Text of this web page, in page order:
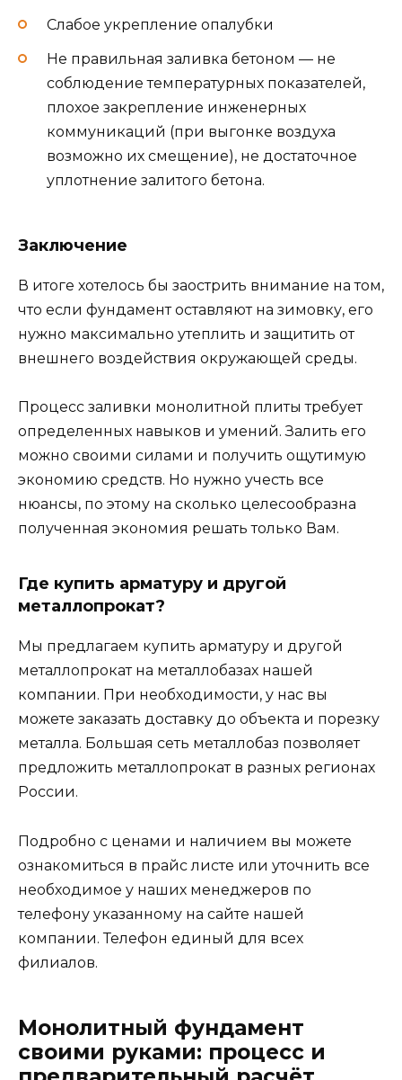
Слабое укрепление опалубки
Не правильная заливка бетоном — не
соблюдение температурных показателей,
плохое закрепление инженерных
коммуникаций (при выгонке воздуха
возможно их смещение), не достаточное
уплотнение залитого бетона.
Заключение
В итоге хотелось бы заострить внимание на том,
что если фундамент оставляют на зимовку, его
нужно максимально утеплить и защитить от
внешнего воздействия окружающей среды.
Процесс заливки монолитной плиты требует
определенных навыков и умений. Залить его
можно своими силами и получить ощутимую
экономию средств. Но нужно учесть все
нюансы, по этому на сколько целесообразна
полученная экономия решать только Вам.
Где купить арматуру и другой
металлопрокат?
Мы предлагаем купить арматуру и другой
металлопрокат на металлобазах нашей
компании. При необходимости, у нас вы
можете заказать доставку до объекта и порезку
металла. Большая сеть металлобаз позволяет
предложить металлопрокат в разных регионах
России.
Подробно с ценами и наличием вы можете
ознакомиться в прайс листе или уточнить все
необходимое у наших менеджеров по
телефону указанному на сайте нашей
компании. Телефон единый для всех
филиалов.
Монолитный фундамент
своими руками: процесс и